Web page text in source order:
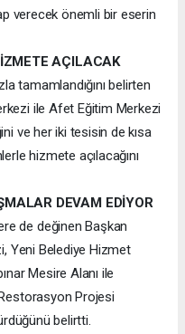
verecek önemli bir eserin
AÇILACAK
tamamlandığını belirten
ile Afet Eğitim Merkezi
ve her iki tesisin de kısa
hizmete açılacağını
DEVAM EDİYOR
de değinen Başkan
Yeni Belediye Hizmet
Mesire Alanı ile
Projesi
belirtti.